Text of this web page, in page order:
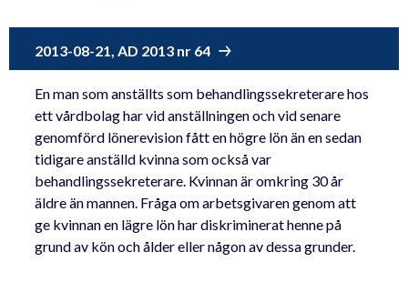
2013-08-21, AD 2013 nr 64
En man som anställts som behandlingssekreterare hos
ett vårdbolag har vid anställningen och vid senare
genomförd lönerevision fått en högre lön än en sedan
tidigare anställd kvinna som också var
behandlingssekreterare. Kvinnan är omkring 30 år
äldre än mannen. Fråga om arbetsgivaren genom att
ge kvinnan en lägre lön har diskriminerat henne på
grund av kön och ålder eller någon av dessa grunder.